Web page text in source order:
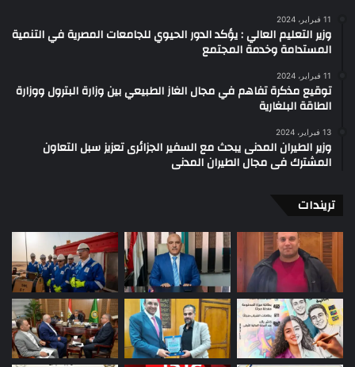
11 فبراير، 2024
وزير التعليم العالي : يؤكد الدور الحيوي للجامعات المصرية في التنمية
المستدامة وخدمة المجتمع
11 فبراير، 2024
توقيع مذكرة تفاهم في مجال الغاز الطبيعي بين وزارة البترول ووزارة
الطاقة البلغارية
13 فبراير، 2024
وزير الطيران المدنى يبحث مع السفير الجزائرى تعزيز سبل التعاون
المشترك فى مجال الطيران المدنى
تريندات